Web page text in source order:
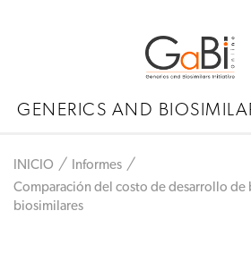
GENERICS AND
INICIO
Informes
Comparación del costo de desarrollo de
biosimilares